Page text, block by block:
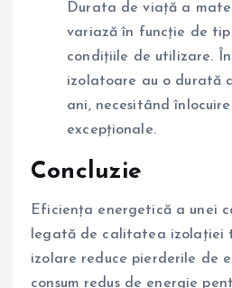
Durata de viață a
variază în funcție de
condițiile de utilizare.
izolatoare au o durată
ani, necesitând
excepționale.
Concluzie
Eficiența energetică a unei
legată de calitatea izolației
izolare reduce pierderile de
consum redus de energie